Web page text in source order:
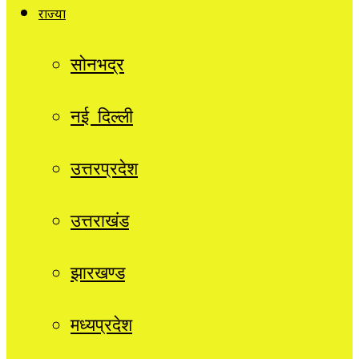
राज्यों
सोनभद्र
नई दिल्ली
उत्तरप्रदेश
उत्तराखंड
झारखण्ड
मध्यप्रदेश